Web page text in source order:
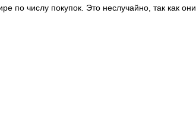
по числу покупок. Это неслучайно, так как они